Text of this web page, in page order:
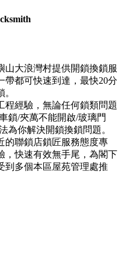
山大浪灣村提供開鎖換鎖服
帶都可快速到達，最快20分
程經驗，無論任何鎖類問題
鎖/夾萬不能開啟/玻璃門
為你解決開鎖換鎖問題。
的聯鎖店鎖匠服務態度專
，快速有效無手尾，為閣下
到多個本區屋苑管理處推